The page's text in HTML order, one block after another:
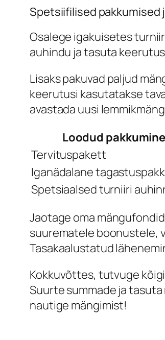
Spetsiifilised pakkumised
Osalege igakuisetes
auhindu ja tasuta
Lisaks pakuvad paljud
keerutusi kasutatakse
avastada uusi
Loodud pakkumine
Tervituspakett
Iganädalane
Spetsiaalsed turniiri
Jaotage oma
suurematele boonustele,
Tasakaalustatud
Kokkuvõttes, tutvuge
Suurte summade ja
nautige mängimist!